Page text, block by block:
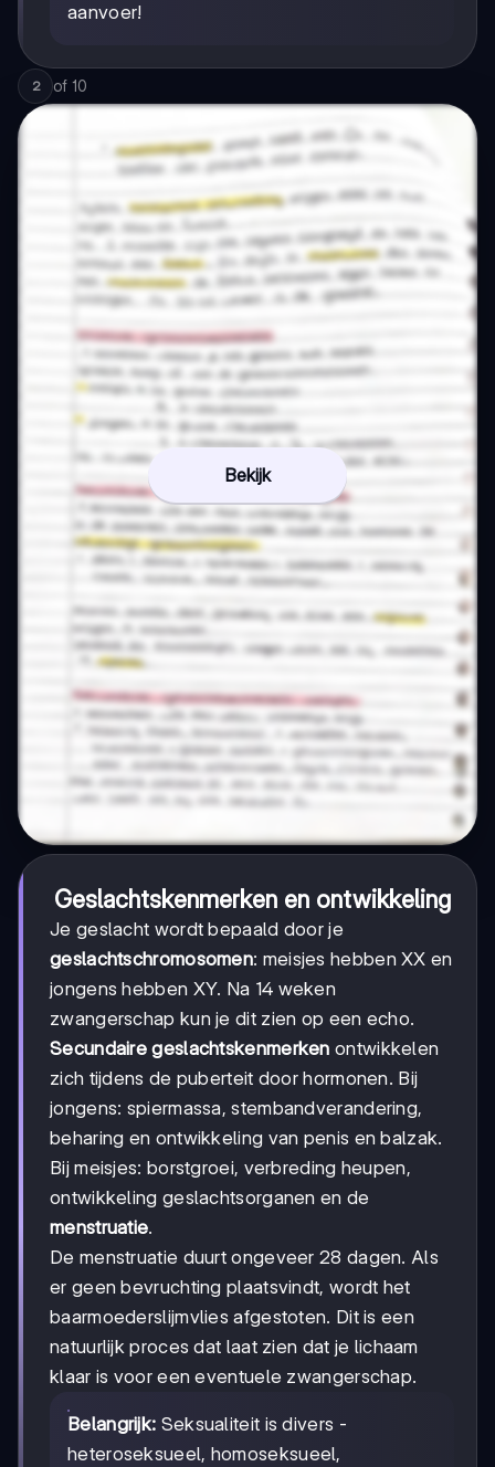
aanvoer!
2 of 10
Bekijk
Geslachtskenmerken en ontwikkeling
Je geslacht wordt bepaald door je
geslachtschromosomen: meisjes hebben XX en
jongens hebben XY. Na 14 weken
zwangerschap kun je dit zien op een echo.
Secundaire geslachtskenmerken ontwikkelen
zich tijdens de puberteit door hormonen. Bij
jongens: spiermassa, stembandverandering,
beharing en ontwikkeling van penis en balzak.
Bij meisjes: borstgroei, verbreding heupen,
ontwikkeling geslachtsorganen en de
menstruatie.
De menstruatie duurt ongeveer 28 dagen. Als
er geen bevruchting plaatsvindt, wordt het
baarmoederslijmvlies afgestoten. Dit is een
natuurlijk proces dat laat zien dat je lichaam
klaar is voor een eventuele zwangerschap.
Belangrijk: Seksualiteit is divers -
heteroseksueel, homoseksueel,